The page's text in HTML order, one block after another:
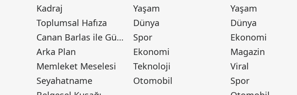
Kadraj
Toplumsal Hafıza
Canan Barlas ile Gündem
Arka Plan
Memleket Meselesi
Seyahatname
Yaşam
Dünya
Spor
Ekonomi
Teknoloji
Otomobil
Yaşam
Dünya
Ekonomi
Magazin
Viral
Spor